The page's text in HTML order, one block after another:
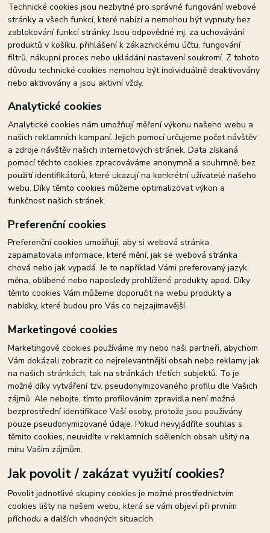
Technické cookies jsou nezbytné pro správné fungování webové
stránky a všech funkcí, které nabízí a nemohou být vypnuty bez
zablokování funkcí stránky. Jsou odpovědné mj. za uchovávání
produktů v košíku, přihlášení k zákaznickému účtu, fungování
filtrů, nákupní proces nebo ukládání nastavení soukromí. Z tohoto
důvodu technické cookies nemohou být individuálně deaktivovány
nebo aktivovány a jsou aktivní vždy.
Analytické cookies
Analytické cookies nám umožňují měření výkonu našeho webu a
našich reklamních kampaní. Jejich pomocí určujeme počet návštěv
a zdroje návštěv našich internetových stránek. Data získaná
pomocí těchto cookies zpracováváme anonymně a souhrnně, bez
použití identifikátorů, které ukazují na konkrétní uživatelé našeho
webu. Díky těmto cookies můžeme optimalizovat výkon a
funkčnost našich stránek.
Preferenční cookies
Preferenční cookies umožňují, aby si webová stránka
zapamatovala informace, které mění, jak se webová stránka
chová nebo jak vypadá. Je to například Vámi preferovaný jazyk,
měna, oblíbené nebo naposledy prohlížené produkty apod. Díky
těmto cookies Vám můžeme doporučit na webu produkty a
nabídky, které budou pro Vás co nejzajímavější.
Marketingové cookies
Marketingové cookies používáme my nebo naši partneři, abychom
Vám dokázali zobrazit co nejrelevantnější obsah nebo reklamy jak
na našich stránkách, tak na stránkách třetích subjektů. To je
možné díky vytváření tzv. pseudonymizovaného profilu dle Vašich
zájmů. Ale nebojte, tímto profilováním zpravidla není možná
bezprostřední identifikace Vaší osoby, protože jsou používány
pouze pseudonymizované údaje. Pokud nevyjádříte souhlas s
těmito cookies, neuvidíte v reklamních sděleních obsah ušitý na
míru Vašim zájmům.
Jak povolit / zakázat využití cookies?
Povolit jednotlivé skupiny cookies je možné prostřednictvím
cookies lišty na našem webu, která se vám objeví při prvním
příchodu a dalších vhodných situacích.